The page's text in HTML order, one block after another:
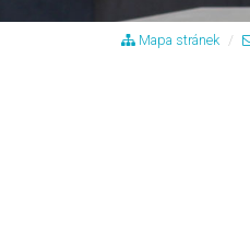
Mapa stránek